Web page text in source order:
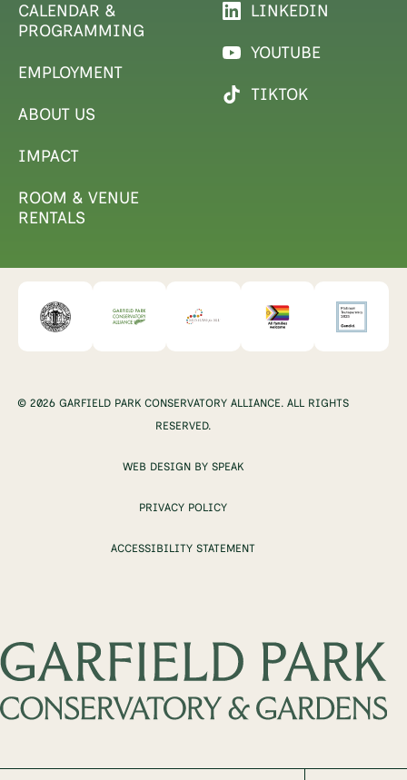
CALENDAR &
PROGRAMMING
EMPLOYMENT
ABOUT US
IMPACT
ROOM & VENUE
RENTALS
LINKEDIN
YOUTUBE
TIKTOK
© 2026 GARFIELD PARK CONSERVATORY ALLIANCE. ALL RIGHTS
RESERVED.
WEB DESIGN BY SPEAK
PRIVACY POLICY
ACCESSIBILITY STATEMENT